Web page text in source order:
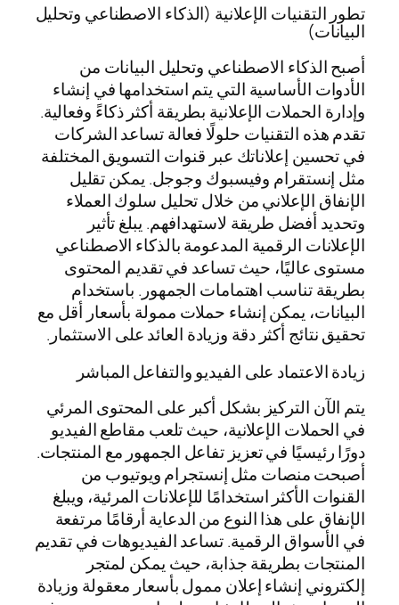
تطور التقنيات الإعلانية (الذكاء الاصطناعي وتحليل
البيانات)
أصبح الذكاء الاصطناعي وتحليل البيانات من
الأدوات الأساسية التي يتم استخدامها في إنشاء
وإدارة الحملات الإعلانية بطريقة أكثر ذكاءً وفعالية.
تقدم هذه التقنيات حلولًا فعالة تساعد الشركات
في تحسين إعلاناتك عبر قنوات التسويق المختلفة
مثل إنستقرام وفيسبوك وجوجل. يمكن تقليل
الإنفاق الإعلاني من خلال تحليل سلوك العملاء
وتحديد أفضل طريقة لاستهدافهم. يبلغ تأثير
الإعلانات الرقمية المدعومة بالذكاء الاصطناعي
مستوى عاليًا، حيث تساعد في تقديم المحتوى
بطريقة تناسب اهتمامات الجمهور. باستخدام
البيانات، يمكن إنشاء حملات ممولة بأسعار أقل مع
تحقيق نتائج أكثر دقة وزيادة العائد على الاستثمار.
زيادة الاعتماد على الفيديو والتفاعل المباشر
يتم الآن التركيز بشكل أكبر على المحتوى المرئي
في الحملات الإعلانية، حيث تلعب مقاطع الفيديو
دورًا رئيسيًا في تعزيز تفاعل الجمهور مع المنتجات.
أصبحت منصات مثل إنستجرام ويوتيوب من
القنوات الأكثر استخدامًا للإعلانات المرئية، ويبلغ
الإنفاق على هذا النوع من الدعاية أرقامًا مرتفعة
في الأسواق الرقمية. تساعد الفيديوهات في تقديم
المنتجات بطريقة جذابة، حيث يمكن لمتجر
إلكتروني إنشاء إعلان ممول بأسعار معقولة وزيادة